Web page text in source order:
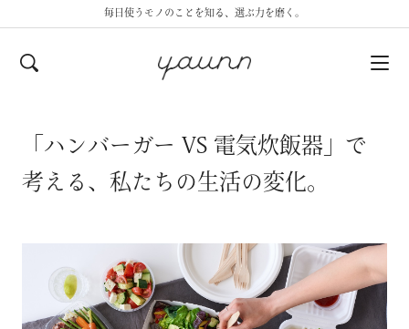
毎日使うモノのことを知る、選ぶ力を磨く。
「ハンバーガー VS 電気炊飯器」で
考える、私たちの生活の変化。